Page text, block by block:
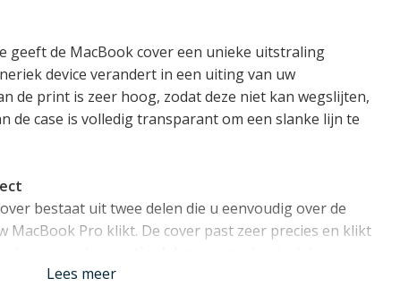
geeft de MacBook cover een unieke uitstraling
device verandert in een uiting van uw
de print is zeer hoog, zodat deze niet kan wegslijten,
de case is volledig transparant om een slanke lijn te
bestaat uit twee delen die u eenvoudig over de
MacBook Pro klikt. De cover past zeer precies en klikt
luistert zéér nauw!
Lees meer